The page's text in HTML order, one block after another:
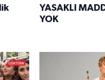
YASAKLI
YOK